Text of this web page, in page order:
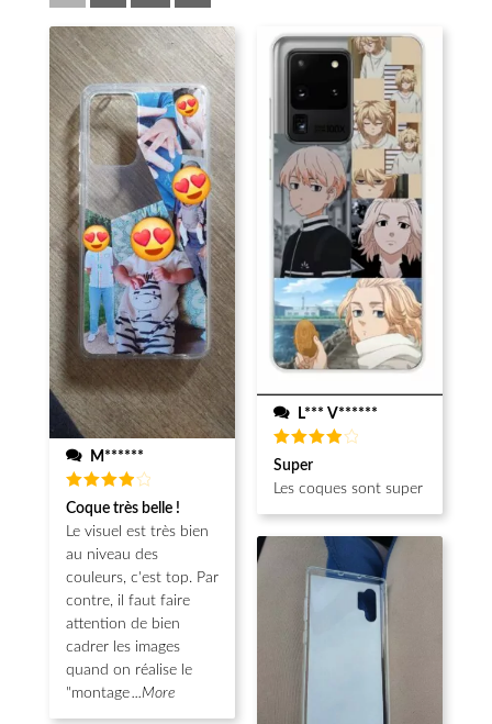
M******
Note4
sur 5
Coque très belle !
Le visuel est très bien
au niveau des
couleurs, c'est top. Par
contre, il faut faire
attention de bien
cadrer les images
quand on réalise le
"montage...More
L*** V******
Note
sur 5
Super
Les coques sont super